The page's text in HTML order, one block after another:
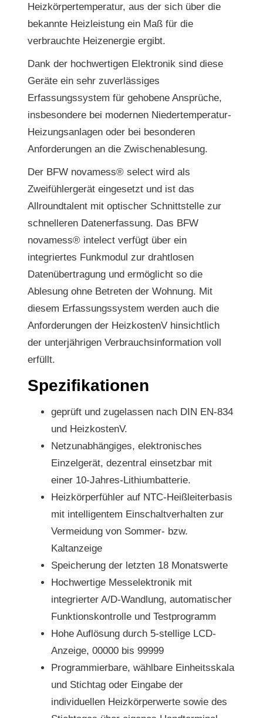
Heizkörpertemperatur, aus der sich über die
bekannte Heizleistung ein Maß für die
verbrauchte Heizenergie ergibt.
Dank der hochwertigen Elektronik sind diese
Geräte ein sehr zuverlässiges
Erfassungssystem für gehobene Ansprüche,
insbesondere bei modernen Niedertemperatur-
Heizungsanlagen oder bei besonderen
Anforderungen an die Zwischenablesung.
Der BFW novamess® select wird als
Zweifühlergerät eingesetzt und ist das
Allroundtalent mit optischer Schnittstelle zur
schnelleren Datenerfassung. Das BFW
novamess® intelect verfügt über ein
integriertes Funkmodul zur drahtlosen
Datenübertragung und ermöglicht so die
Ablesung ohne Betreten der Wohnung. Mit
diesem Erfassungssystem werden auch die
Anforderungen der HeizkostenV hinsichtlich
der unterjährigen Verbrauchsinformation voll
erfüllt.
Spezifikationen
geprüft und zugelassen nach DIN EN-834
und HeizkostenV.
Netzunabhängiges, elektronisches
Einzelgerät, dezentral einsetzbar mit
einer 10-Jahres-Lithiumbatterie.
Heizkörperfühler auf NTC-Heißleiterbasis
mit intelligentem Einschaltverhalten zur
Vermeidung von Sommer- bzw.
Kaltanzeige
Speicherung der letzten 18 Monatswerte
Hochwertige Messelektronik mit
integrierter A/D-Wandlung, automatischer
Funktionskontrolle und Testprogramm
Hohe Auflösung durch 5-stellige LCD-
Anzeige, 00000 bis 99999
Programmierbare, wählbare Einheitsskala
und Stichtag oder Eingabe der
individuellen Heizkörperwerte sowie des